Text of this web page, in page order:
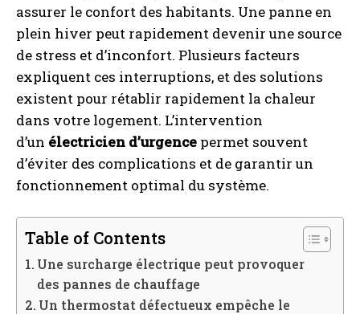
assurer le confort des habitants. Une panne en
plein hiver peut rapidement devenir une source
de stress et d’inconfort. Plusieurs facteurs
expliquent ces interruptions, et des solutions
existent pour rétablir rapidement la chaleur
dans votre logement. L’intervention
d’un électricien d’urgence permet souvent
d’éviter des complications et de garantir un
fonctionnement optimal du système.
Table of Contents
Une surcharge électrique peut provoquer
des pannes de chauffage
Un thermostat défectueux empêche le